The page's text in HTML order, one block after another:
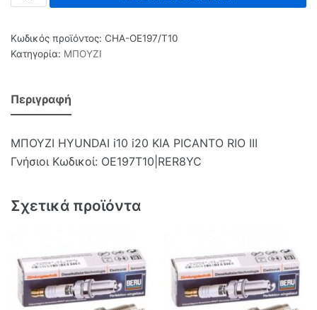
Κωδικός προϊόντος: CHA-OE197/T10
Κατηγορία: ΜΠΟΥΖΙ
Περιγραφή
ΜΠΟΥΖΙ HYUNDAI i10 i20 KIA PICANTO RIO III
Γνήσιοι Κωδικοί: OE197T10|RER8YC
Σχετικά προϊόντα